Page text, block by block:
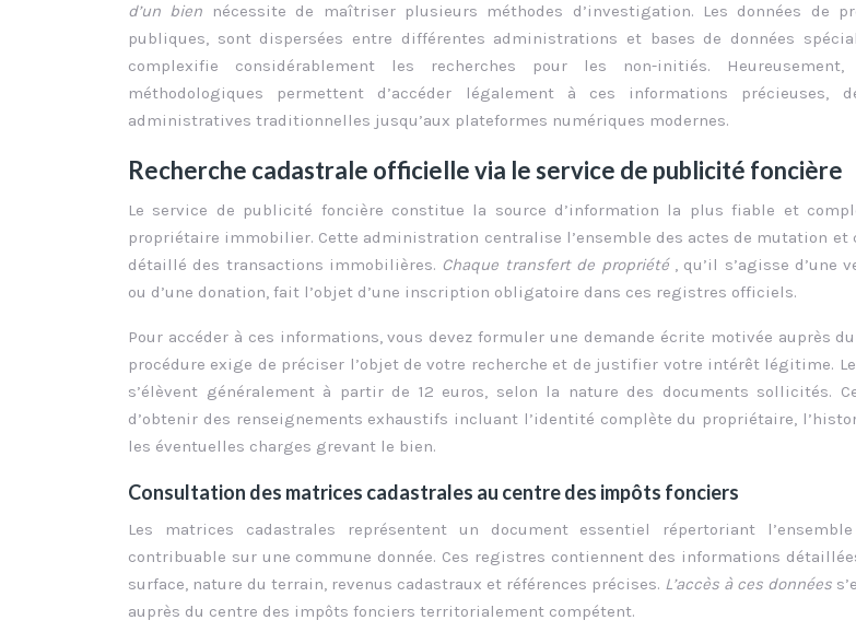
d’un bien
nécessite de maîtriser plusieurs méthodes d’investigation. Les données de
publiques, sont dispersées entre différentes administrations et bases de données
complexifie considérablement les recherches pour les non-initiés. Heureusement,
méthodologiques permettent d’accéder légalement à ces informations précieuses,
administratives traditionnelles jusqu’aux plateformes numériques modernes.
Recherche cadastrale officielle via le service de publicité foncière
Le service de publicité foncière constitue la source d’information la plus fiable et
propriétaire immobilier. Cette administration centralise l’ensemble des actes de mutation et
détaillé des transactions immobilières. Chaque transfert de propriété , qu’il s’agisse d’une
ou d’une donation, fait l’objet d’une inscription obligatoire dans ces registres officiels.
Pour accéder à ces informations, vous devez formuler une demande écrite motivée auprès
procédure exige de préciser l’objet de votre recherche et de justifier votre intérêt légitime.
s’élèvent généralement à partir de 12 euros, selon la nature des documents sollicités.
d’obtenir des renseignements exhaustifs incluant l’identité complète du propriétaire,
les éventuelles charges grevant le bien.
Consultation des matrices cadastrales au centre des impôts fonciers
Les matrices cadastrales représentent un document essentiel répertoriant
contribuable sur une commune donnée. Ces registres contiennent des informations
surface, nature du terrain, revenus cadastraux et références précises. L’accès à ces données
auprès du centre des impôts fonciers territorialement compétent.